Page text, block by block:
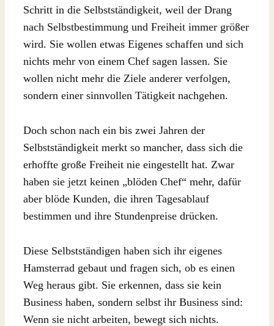
Schritt in die Selbstständigkeit, weil der Drang
nach Selbstbestimmung und Freiheit immer größer
wird. Sie wollen etwas Eigenes schaffen und sich
nichts mehr von einem Chef sagen lassen. Sie
wollen nicht mehr die Ziele anderer verfolgen,
sondern einer sinnvollen Tätigkeit nachgehen.
Doch schon nach ein bis zwei Jahren der
Selbstständigkeit merkt so mancher, dass sich die
erhoffte große Freiheit nie eingestellt hat. Zwar
haben sie jetzt keinen „blöden Chef“ mehr, dafür
aber blöde Kunden, die ihren Tagesablauf
bestimmen und ihre Stundenpreise drücken.
Diese Selbstständigen haben sich ihr eigenes
Hamsterrad gebaut und fragen sich, ob es einen
Weg heraus gibt. Sie erkennen, dass sie kein
Business haben, sondern selbst ihr Business sind:
Wenn sie nicht arbeiten, bewegt sich nichts.